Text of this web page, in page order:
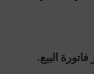
البيع.